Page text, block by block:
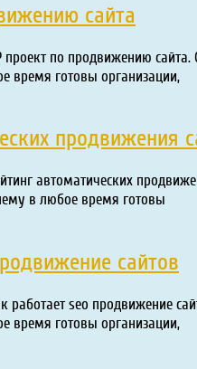
сайта
по продвижению сайта.
время готовы организации,
продвижения
автоматических
в любое время готовы
сайтов
seo продвижение
время готовы организации,